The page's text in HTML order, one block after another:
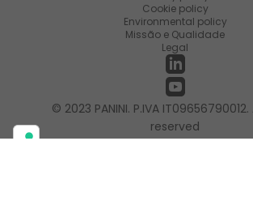
Cookie policy
Environmental policy
Missão e Qualidade
Legal
© 2023 PANINI. P.IVA
reserved